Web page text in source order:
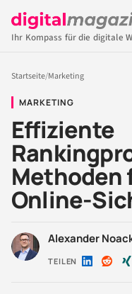
Ihr Kompass für die digitale
Startseite/Marketing
MARKETING
Effiziente
Methoden
Online-
Alexander
TEILEN Auf Auf